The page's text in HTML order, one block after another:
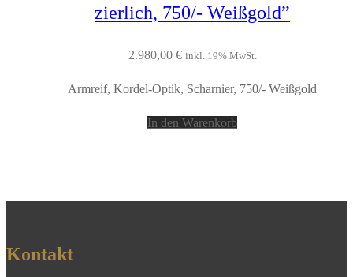
zierlich, 750/- Weißgold”
2.980,00 € inkl. 19% MwSt.
Armreif, Kordel-Optik, Scharnier, 750/- Weißgold
In den Warenkorb
Kontakt